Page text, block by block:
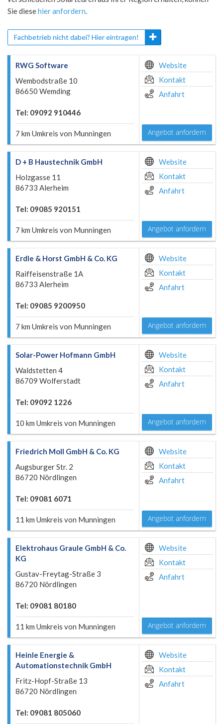
Sie diesehier anfordern.
Fachbetrieb nicht dabei? Hier eintragen!
RWG Software
Wembodstraße 10
86650 Wemding
Tel: 09092 910446
7 km Umkreis von Munningen
Website
Kontakt
Anfahrt
Angebot anfordern
D + B Haustechnik GmbH
Holzgasse 11
86733 Alerheim
Tel: 09085 920151
7 km Umkreis von Munningen
Website
Kontakt
Anfahrt
Angebot anfordern
Erdle & Horst GmbH & Co. KG
Raiffeisenstraße 1A
86733 Alerheim
Tel: 09085 9200950
7 km Umkreis von Munningen
Website
Kontakt
Anfahrt
Angebot anfordern
Solar-Power Hofmann GmbH
Waldstetten 4
86709 Wolferstadt
Tel: 09092 1226
10 km Umkreis von Munningen
Website
Kontakt
Anfahrt
Angebot anfordern
Friedrich Moll GmbH & Co. KG
Augsburger Str. 2
86720 Nördlingen
Tel: 09081 6071
11 km Umkreis von Munningen
Website
Kontakt
Anfahrt
Angebot anfordern
Elektrohaus Graule GmbH & Co.
KG
Gustav-Freytag-Straße 3
86720 Nördlingen
Tel: 09081 80180
11 km Umkreis von Munningen
Website
Kontakt
Anfahrt
Angebot anfordern
Heinle Energie &
Automationstechnik GmbH
Fritz-Hopf-Straße 13
86720 Nördlingen
Tel: 09081 805060
Website
Kontakt
Anfahrt